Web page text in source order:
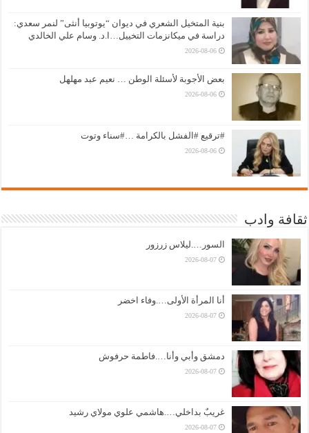
بنية المتخيل الشعري في ديوان “يوتوبيا أنثى” لنمر سعدي:
دراسة في ميكانزمات التخييل…ا.د. وسام علي الخالدي
2026-08-06
بعض الأجوبة لأسئلة الوطن … نعيم عبد مهلهل
2026-08-06
#ترقيع #الفشل بالكرامة …#سناء وتوت
2026-08-06
ثقافة وادب
السور….ليلاس زرزور
2026-08-07
أنا المرأة الأولى….وفاء اخضر
2026-08-07
دمشق وأبي وأنا….فاطمة حرفوش
2026-08-07
غريبٌ بداخلي….هاشمي علوي مولاي رشيد
2026-08-07